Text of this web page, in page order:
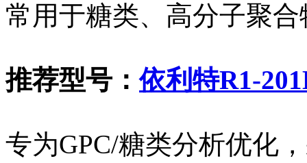
常用于糖类、高分子聚
推荐型号：依利特R1-
专为GPC/糖类分析优化